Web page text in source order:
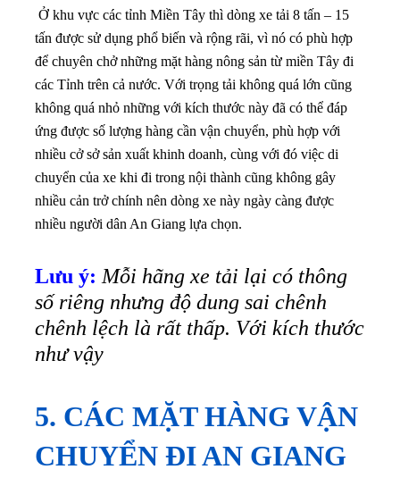
Ở khu vực các tỉnh Miền Tây thì dòng xe tải 8 tấn – 15
tấn được sử dụng phổ biến và rộng rãi, vì nó có phù hợp
để chuyên chở những mặt hàng nông sản từ miền Tây đi
các Tỉnh trên cả nước. Với trọng tải không quá lớn cũng
không quá nhỏ những với kích thước này đã có thể đáp
ứng được số lượng hàng cần vận chuyển, phù hợp với
nhiều cở sở sản xuất khinh doanh, cùng với đó việc di
chuyển của xe khi đi trong nội thành cũng không gây
nhiều cản trở chính nên dòng xe này ngày càng được
nhiều người dân An Giang lựa chọn.
Lưu ý:Mỗi hãng xe tải lại có thông
số riêng nhưng độ dung sai chênh
chênh lệch là rất thấp. Với kích thước
như vậy
5. CÁC MẶT HÀNG VẬN
CHUYỂN ĐI AN GIANG